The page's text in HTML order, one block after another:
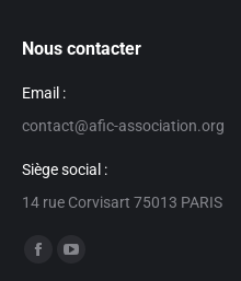
Nous contacter
Email :
contact@afic-association.org
Siège social :
14 rue Corvisart 75013 PARIS
Trouvez nous sur :